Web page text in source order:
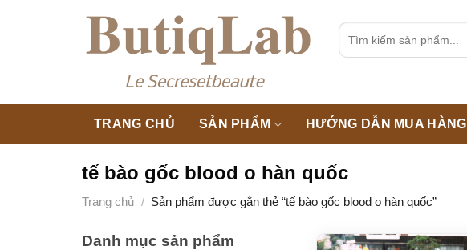
Tìm
TRANG CHỦ SẢN PHẨM HƯỚNG DẪN MUA HÀNG
tế bào gốc blood o hàn quốc
Trang chủ / Sản phẩm được gắn thẻ “tế bào gốc blood o hàn quốc”
Danh mục sản phẩm